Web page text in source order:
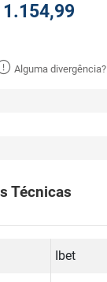
1.154,99
Alguma divergência?
Técnicas
Ibet